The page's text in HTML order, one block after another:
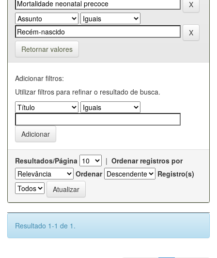
Retornar valores
Adicionar filtros:
Utilizar filtros para refinar o resultado de busca.
Resultados/Página | Ordenar registros por
Ordenar
Registro(s)
Resultado 1-1 de 1.